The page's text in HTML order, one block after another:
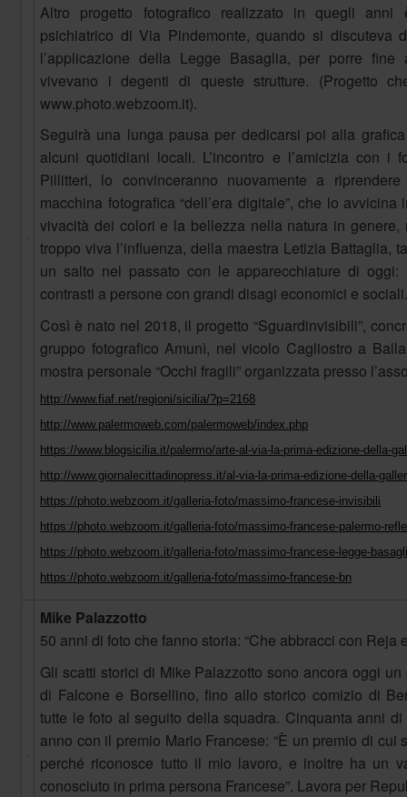
Altro progetto fotografico realizzato in quegli anni
psichiatrico di Via Pindemonte, quando si discuteva
l’applicazione della Legge Basaglia, per porre
vivevano i degenti di queste strutture. (Progetto
www.photo.webzoom.it).
Seguirà una lunga pausa per dedicarsi poi alla
alcuni quotidiani locali. L’incontro e l’amicizia con i
Pillitteri, lo convinceranno nuovamente a
macchina fotografica “dell’era digitale”, che lo
vivacità dei colori e la bellezza nella natura in
troppo viva l’influenza, della maestra Letizia Battaglia,
un salto nel passato con le apparecchiature di
contrasti a persone con grandi disagi economici e
Così è nato nel 2018, il progetto “Sguardinvisibili”,
gruppo fotografico Amunì, nel vicolo Cagliostro a
mostra personale “Occhi fragili” organizzata presso
http://www.fiaf.net/regioni/sicilia/?p=2168
http://www.palermoweb.com/palermoweb/index.php
https://www.blogsicilia.it/palermo/arte-al-via-la-prima-edizione-della-
http://www.giornalecittadinopress.it/al-via-la-prima-edizione-della-
https://photo.webzoom.it/galleria-foto/massimo-francese-invisibili
https://photo.webzoom.it/galleria-foto/massimo-francese-palermo-
https://photo.webzoom.it/galleria-foto/massimo-francese-legge-
https://photo.webzoom.it/galleria-foto/massimo-francese-bn
Mike Palazzotto
50 anni di foto che fanno storia: “Che abbracci con Reja
Gli scatti storici di Mike Palazzotto sono ancora oggi
di Falcone e Borsellino, fino allo storico comizio di
tutte le foto al seguito della squadra. Cinquanta anni
anno con il premio Mario Francese: “È un premio di cui
perché riconosce tutto il mio lavoro, e inoltre ha un
conosciuto in prima persona Francese”. Lavora per